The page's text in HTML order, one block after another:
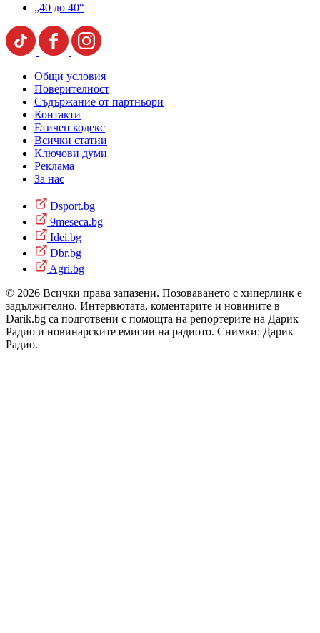
„40 до 40“
Общи условия
Поверителност
Съдържание от партньори
Контакти
Етичен кодекс
Всички статии
Ключови думи
Реклама
За нас
Dsport.bg
9meseca.bg
Idei.bg
Dbr.bg
Agri.bg
© 2026 Всички права запазени. Позоваването с хиперлинк е
задължително. Интервютата, коментарите и новините в
Darik.bg са подготвени с помощта на репортерите на Дарик
Радио и новинарските емисии на радиото. Снимки: Дарик
Радио.